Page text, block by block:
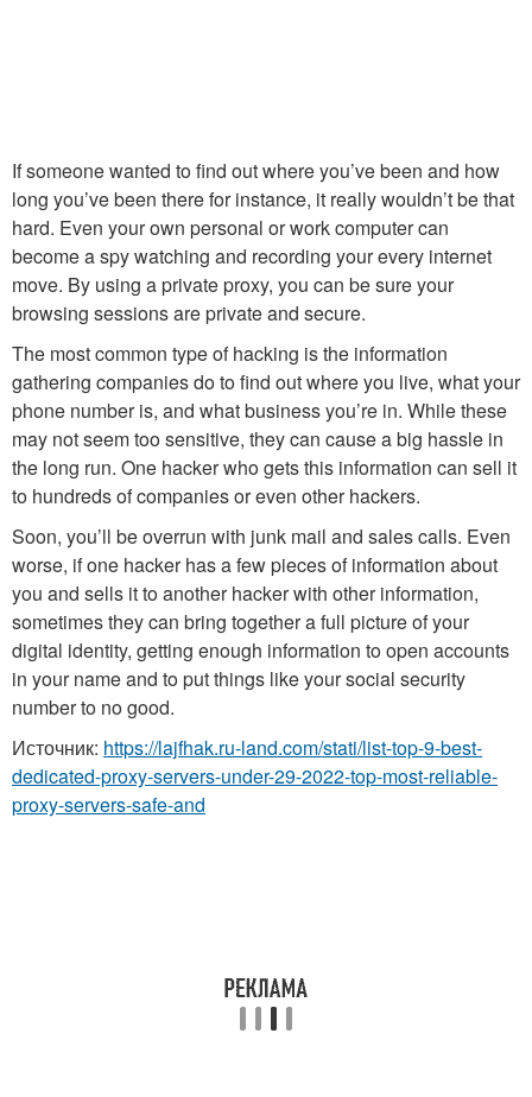
If someone wanted to find out where you’ve been and how
long you’ve been there for instance, it really wouldn’t be that
hard. Even your own personal or work computer can
become a spy watching and recording your every internet
move. By using a private proxy, you can be sure your
browsing sessions are private and secure.
The most common type of hacking is the information
gathering companies do to find out where you live, what your
phone number is, and what business you’re in. While these
may not seem too sensitive, they can cause a big hassle in
the long run. One hacker who gets this information can sell it
to hundreds of companies or even other hackers.
Soon, you’ll be overrun with junk mail and sales calls. Even
worse, if one hacker has a few pieces of information about
you and sells it to another hacker with other information,
sometimes they can bring together a full picture of your
digital identity, getting enough information to open accounts
in your name and to put things like your social security
number to no good.
Источник: https://lajfhak.ru-land.com/stati/list-top-9-best-
dedicated-proxy-servers-under-29-2022-top-most-reliable-
proxy-servers-safe-and